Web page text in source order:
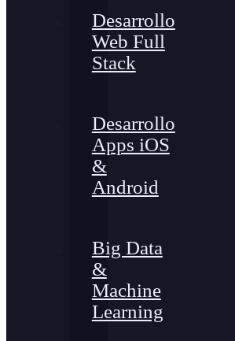
Desarrollo
Web Full
Stack
Desarrollo
Apps iOS
&
Android
Big Data
&
Machine
Learning